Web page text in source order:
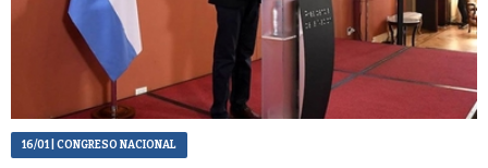
16/01| CONGRESO NACIONAL